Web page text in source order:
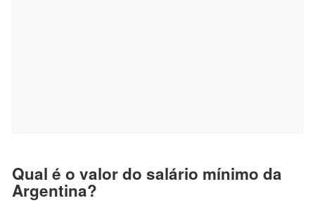
Qual é o valor do salário mínimo da
Argentina?